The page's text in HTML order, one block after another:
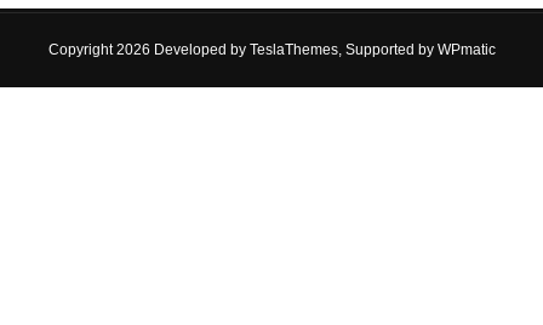
Copyright 2026 Developed by TeslaThemes, Supported by WPmatic